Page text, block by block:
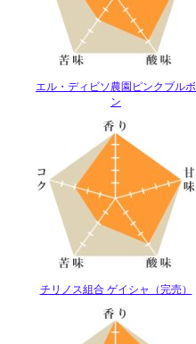
エル・ディビソ農園ピンクブルボ
ン
チリノス組合 ゲイシャ（完売）